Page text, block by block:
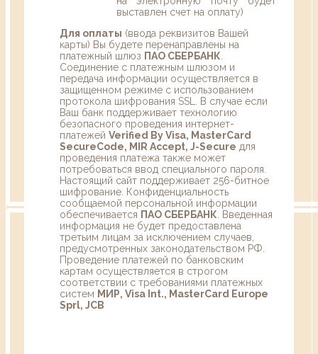
выставлен счет на оплату)
Для оплаты (ввода реквизитов Вашей
карты) Вы будете перенаправлены на
платежный шлюз ПАО СБЕРБАНК
Соединение с платежным шлюзом и
передача информации осуществляется в
защищенном режиме с использованием
протокола шифрования SSL. В случае если
Ваш банк поддерживает технологию
безопасного проведения интернет-
платежей Verified By Visa, MasterCard
SecureCode, MIR Accept, J-Secure для
проведения платежа также может
потребоваться ввод специального пароля.
Настоящий сайт поддерживает 256-битное
шифрование. Конфиденциальность
сообщаемой персональной информации
обеспечивается ПАО СБЕРБАНК . Введенная
информация не будет предоставлена
третьим лицам за исключением случаев,
предусмотренных законодательством РФ.
Проведение платежей по банковским
картам осуществляется в строгом
соответствии с требованиями платежных
систем МИР, Visa Int., MasterCard Europe
Sprl, JCB